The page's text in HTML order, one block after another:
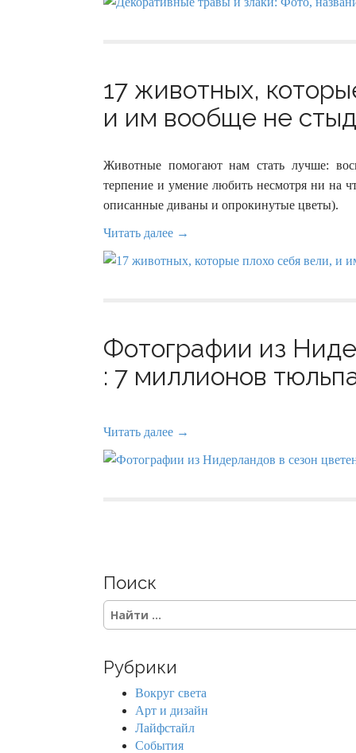
17 животных,
и им вообще не
Животные помогают нам стать лучше:
терпение и умение любить несмотря ни на
описанные диваны и опрокинутые цветы).
Читать далее →
Фотографии из
: 7 миллионов
Читать далее →
Поиск
S
e
c
Рубрики
Вокруг света
Арт и дизайн
Лайфстайл
События